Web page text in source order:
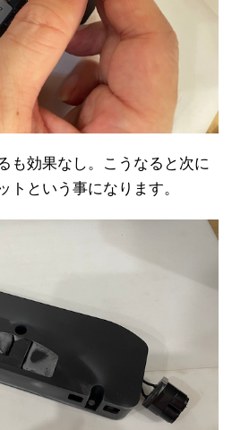
も効果なし。こうなると次に
トという事になります。